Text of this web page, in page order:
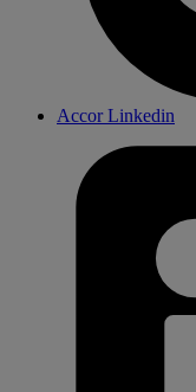
Accor Linkedin